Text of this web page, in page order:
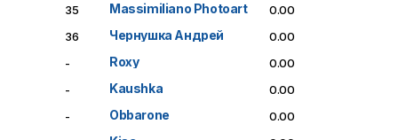
35
Massimiliano Photoart
0.00
36
Чернушка Андрей
0.00
-
Roxy
0.00
-
Kaushka
0.00
-
Obbarone
0.00